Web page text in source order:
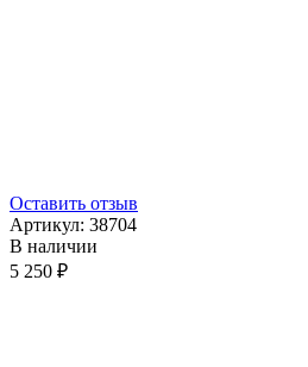
Оставить отзыв
Артикул: 38704
В наличии
5 250 ₽